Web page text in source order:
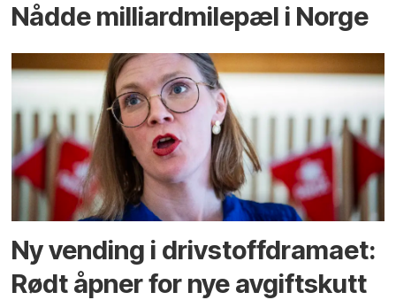
Nådde milliard­­milepæl i Norge
Ny vending i drivstoffdramaet:
Rødt åpner for nye avgiftskutt